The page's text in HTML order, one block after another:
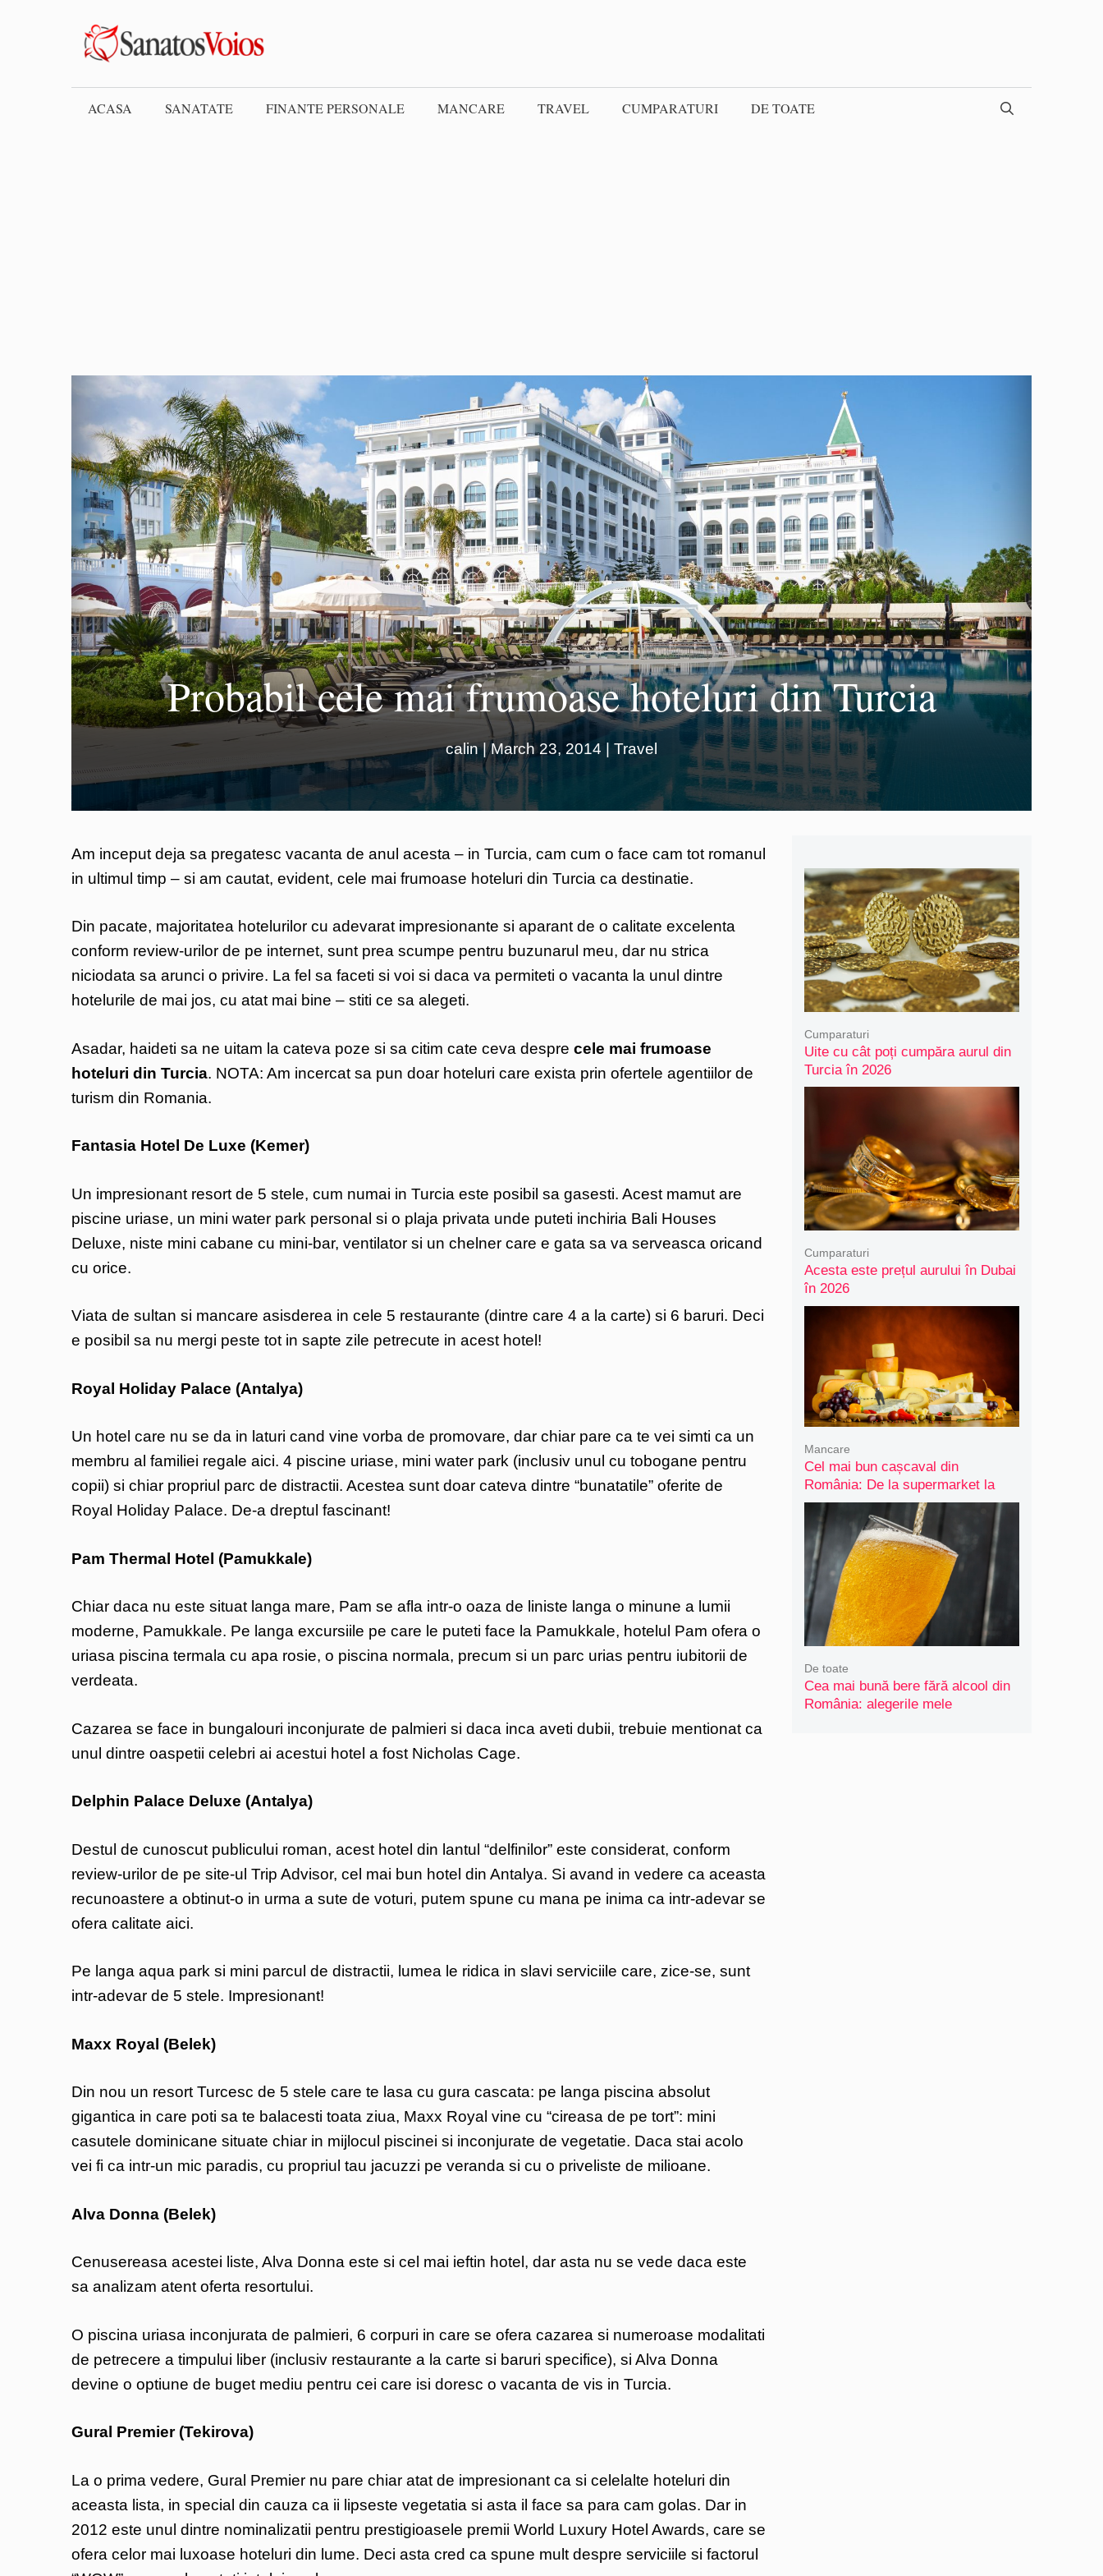
ACASA SANATATE FINANTE PERSONALE MANCARE TRAVEL CUMPARATURI DE TOATE
Probabil cele mai frumoase hoteluri din Turcia
calin|March 23, 2014 | Travel
Am inceput deja sa pregatesc vacanta de anul acesta – in Turcia, cam cum o face cam tot romanul
in ultimul timp – si am cautat, evident, cele mai frumoase hoteluri din Turcia ca destinatie.
Din pacate, majoritatea hotelurilor cu adevarat impresionante si aparant de o calitate excelenta
conform review-urilor de pe internet, sunt prea scumpe pentru buzunarul meu, dar nu strica
niciodata sa arunci o privire. La fel sa faceti si voi si daca va permiteti o vacanta la unul dintre
hotelurile de mai jos, cu atat mai bine – stiti ce sa alegeti.
Asadar, haideti sa ne uitam la cateva poze si sa citim cate ceva despre cele mai frumoase
hoteluri din Turcia. NOTA: Am incercat sa pun doar hoteluri care exista prin ofertele agentiilor de
turism din Romania.
Fantasia Hotel De Luxe (Kemer)
Un impresionant resort de 5 stele, cum numai in Turcia este posibil sa gasesti. Acest mamut are
piscine uriase, un mini water park personal si o plaja privata unde puteti inchiria Bali Houses
Deluxe, niste mini cabane cu mini-bar, ventilator si un chelner care e gata sa va serveasca oricand
cu orice.
Viata de sultan si mancare asisderea in cele 5 restaurante (dintre care 4 a la carte) si 6 baruri. Deci
e posibil sa nu mergi peste tot in sapte zile petrecute in acest hotel!
Royal Holiday Palace (Antalya)
Un hotel care nu se da in laturi cand vine vorba de promovare, dar chiar pare ca te vei simti ca un
membru al familiei regale aici. 4 piscine uriase, mini water park (inclusiv unul cu tobogane pentru
copii) si chiar propriul parc de distractii. Acestea sunt doar cateva dintre “bunatatile” oferite de
Royal Holiday Palace. De-a dreptul fascinant!
Pam Thermal Hotel (Pamukkale)
Chiar daca nu este situat langa mare, Pam se afla intr-o oaza de liniste langa o minune a lumii
moderne, Pamukkale. Pe langa excursiile pe care le puteti face la Pamukkale, hotelul Pam ofera o
uriasa piscina termala cu apa rosie, o piscina normala, precum si un parc urias pentru iubitorii de
verdeata.
Cazarea se face in bungalouri inconjurate de palmieri si daca inca aveti dubii, trebuie mentionat ca
unul dintre oaspetii celebri ai acestui hotel a fost Nicholas Cage.
Delphin Palace Deluxe (Antalya)
Destul de cunoscut publicului roman, acest hotel din lantul “delfinilor” este considerat, conform
review-urilor de pe site-ul Trip Advisor, cel mai bun hotel din Antalya. Si avand in vedere ca aceasta
recunoastere a obtinut-o in urma a sute de voturi, putem spune cu mana pe inima ca intr-adevar se
ofera calitate aici.
Pe langa aqua park si mini parcul de distractii, lumea le ridica in slavi serviciile care, zice-se, sunt
intr-adevar de 5 stele. Impresionant!
Maxx Royal (Belek)
Din nou un resort Turcesc de 5 stele care te lasa cu gura cascata: pe langa piscina absolut
gigantica in care poti sa te balacesti toata ziua, Maxx Royal vine cu “cireasa de pe tort”: mini
casutele dominicane situate chiar in mijlocul piscinei si inconjurate de vegetatie. Daca stai acolo
vei fi ca intr-un mic paradis, cu propriul tau jacuzzi pe veranda si cu o priveliste de milioane.
Alva Donna (Belek)
Cenusereasa acestei liste, Alva Donna este si cel mai ieftin hotel, dar asta nu se vede daca este
sa analizam atent oferta resortului.
O piscina uriasa inconjurata de palmieri, 6 corpuri in care se ofera cazarea si numeroase modalitati
de petrecere a timpului liber (inclusiv restaurante a la carte si baruri specifice), si Alva Donna
devine o optiune de buget mediu pentru cei care isi doresc o vacanta de vis in Turcia.
Gural Premier (Tekirova)
La o prima vedere, Gural Premier nu pare chiar atat de impresionant ca si celelalte hoteluri din
aceasta lista, in special din cauza ca ii lipseste vegetatia si asta il face sa para cam golas. Dar in
2012 este unul dintre nominalizatii pentru prestigioasele premii World Luxury Hotel Awards, care se
ofera celor mai luxoase hoteluri din lume. Deci asta cred ca spune mult despre serviciile si factorul
Uite cu cât poți cumpăra aurul din
Turcia în 2026
Cumparaturi
Acesta este prețul aurului în Dubai
în 2026
Cumparaturi
Cel mai bun cașcaval din
România: De la supermarket la
artizanal
Mancare
Cea mai bună bere fără alcool din
România: alegerile mele
De toate